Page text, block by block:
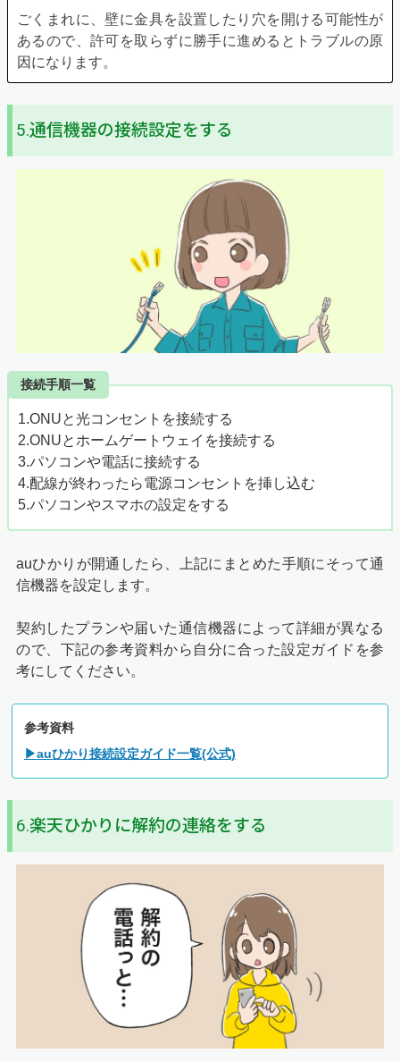
ごくまれに、壁に金具を設置したり穴を開ける可能性が
あるので、許可を取らずに勝手に進めるとトラブルの原
因になります。
5.通信機器の接続設定をする
接続手順一覧
1.ONUと光コンセントを接続する
2.ONUとホームゲートウェイを接続する
3.パソコンや電話に接続する
4.配線が終わったら電源コンセントを挿し込む
5.パソコンやスマホの設定をする
auひかりが開通したら、上記にまとめた手順にそって通
信機器を設定します。
契約したプランや届いた通信機器によって詳細が異なる
ので、下記の参考資料から自分に合った設定ガイドを参
考にしてください。
参考資料
▶auひかり接続設定ガイド一覧(公式)
6.楽天ひかりに解約の連絡をする